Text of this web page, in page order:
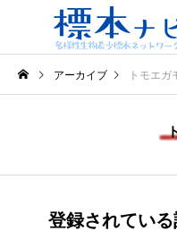
アーカイブ トモエガ
登録されている